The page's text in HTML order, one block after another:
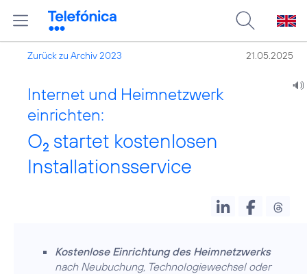
Zurück zu Archiv 2023 21.05.2025
Internet und Heimnetzwerk
einrichten:
O2 startet kostenlosen
Installationsservice
Kostenlose Einrichtung des Heimnetzwerks
nach Neubuchung, Technologiewechsel oder